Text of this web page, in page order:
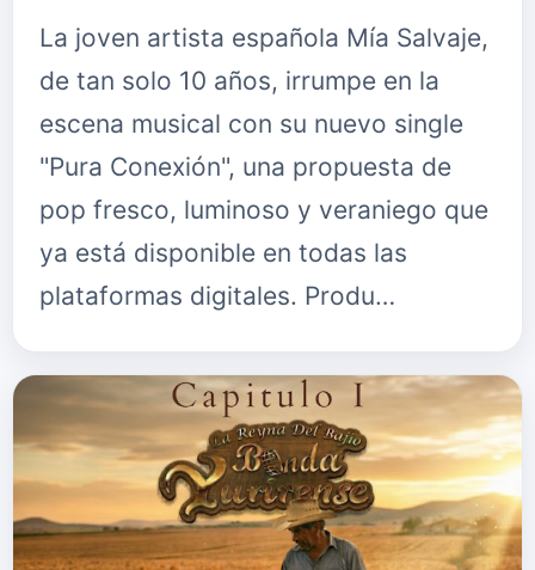
La joven artista española Mía Salvaje,
de tan solo 10 años, irrumpe en la
escena musical con su nuevo single
"Pura Conexión", una propuesta de
pop fresco, luminoso y veraniego que
ya está disponible en todas las
plataformas digitales. Produ…